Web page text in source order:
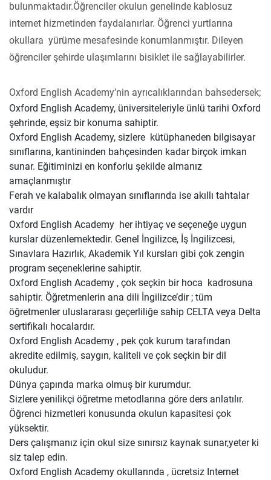
bulunmaktadır.Öğrenciler okulun genelinde kablosuz
internet hizmetinden faydalanırlar. Öğrenci yurtlarına
okullara yürüme mesafesinde konumlanmıştır. Dileyen
öğrenciler şehirde ulaşımlarını bisiklet ile sağlayabilirler.
Oxford English Academy’nin ayrıcalıklarından bahsedersek;
Oxford English Academy, üniversiteleriyle ünlü tarihi Oxford
şehrinde, eşsiz bir konuma sahiptir.
Oxford English Academy, sizlere kütüphaneden bilgisayar
sınıflarına, kantininden bahçesinden kadar birçok imkan
sunar. Eğitiminizi en konforlu şekilde almanız
amaçlanmıştır
Ferah ve kalabalık olmayan sınıflarında ise akıllı tahtalar
vardır
Oxford English Academy her ihtiyaç ve seçeneğe uygun
kurslar düzenlemektedir. Genel İngilizce, İş İngilizcesi,
Sınavlara Hazırlık, Akademik Yıl kursları gibi çok zengin
program seçeneklerine sahiptir.
Oxford English Academy , çok seçkin bir hoca kadrosuna
sahiptir. Öğretmenlerin ana dili İngilizce’dir ; tüm
öğretmenler uluslararası geçerliliğe sahip CELTA veya Delta
sertifikalı hocalardır.
Oxford English Academy , pek çok kurum tarafından
akredite edilmiş, saygın, kaliteli ve çok seçkin bir dil
okuludur.
Dünya çapında marka olmuş bir kurumdur.
Sizlere yenilikçi öğretme metodlarına göre ders anlatılır.
Öğrenci hizmetleri konusunda okulun kapasitesi çok
yüksektir.
Ders çalışmanız için okul size sınırsız kaynak sunar,yeter ki
siz talep edin.
Oxford English Academy okullarında , ücretsiz Internet